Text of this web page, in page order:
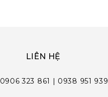
LIÊN HỆ
0906 323 861 | 0938 951 939